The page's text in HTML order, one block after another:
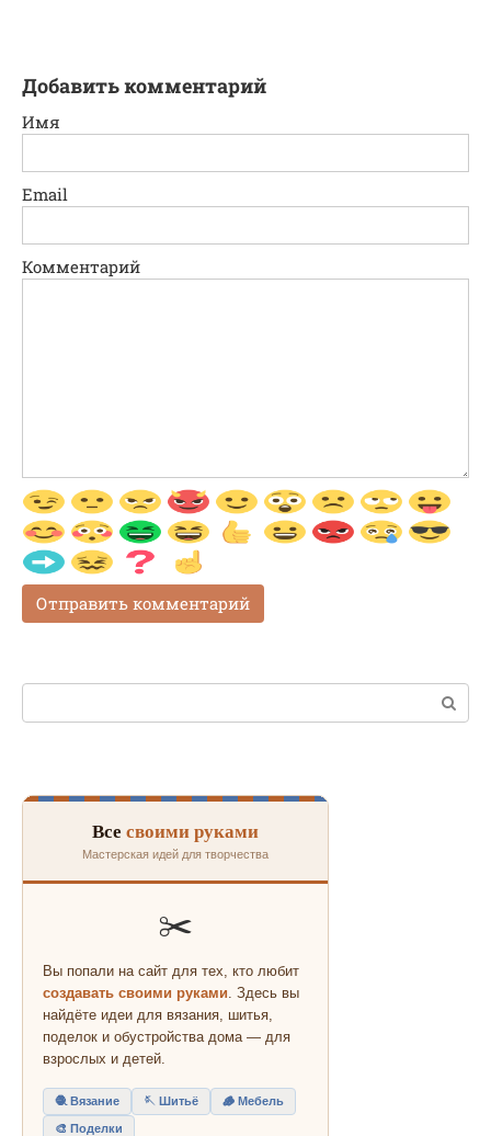
Добавить комментарий
Имя
Email
Комментарий
Поиск:
Все своими руками
Мастерская идей для творчества
✂️
Вы попали на сайт для тех, кто любит
создавать своими руками . Здесь вы
найдёте идеи для вязания, шитья,
поделок и обустройства дома — для
взрослых и детей.
🧶 Вязание 🪡 Шитьё 🪵 Мебель
🎨 Поделки